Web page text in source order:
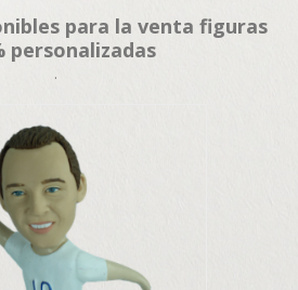
para la venta figuras
personalizadas
.